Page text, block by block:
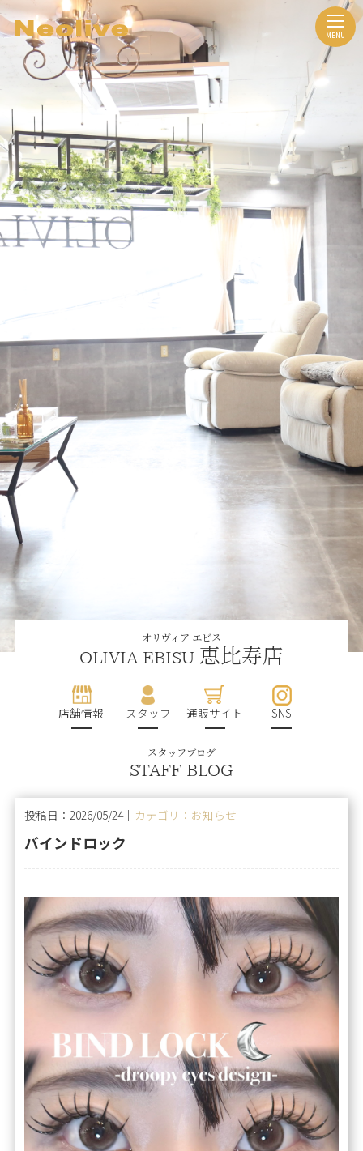
オリヴィア エビス
OLIVIA EBISU 恵比寿店
店舗情報 スタッフ 通販サイト SNS
スタッフブログ
STAFF BLOG
投稿日：2026/05/24｜ カテゴリ：お知らせ
バインドロック